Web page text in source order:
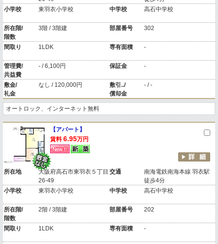
小学校
東羽衣小学校 中学校 高石中学校
所在階/
階数
3階 / 3階建 部屋番号 302
間取り 1LDK 専有面積 -
管理費/
共益費
- / 6,100円 保証金 -
敷金/
礼金
なし / 120,000円
敷引../
償却金
- / -
オートロック、インターネット無料
【アパート】
賃料 6.95万円
所在地
大阪府高石市東羽衣５丁目
26-49
交通
南海電鉄南海本線 羽衣駅
徒歩4分
小学校
東羽衣小学校 中学校 高石中学校
所在階/
階数
2階 / 3階建 部屋番号 202
間取り 1LDK 専有面積 -